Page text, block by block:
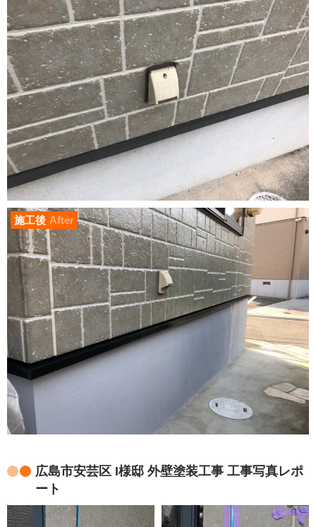
施工後 After
広島市安芸区 I様邸 外壁塗装工事 工事写真レポ
ート